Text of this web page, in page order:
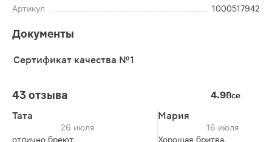
Артикул
1000517942
Документы
Сертификат качества №1
43 отзыва 4.9Все
Тата
26 июля
отлично бреют
Мария
16 июля
Хорошая бритва.